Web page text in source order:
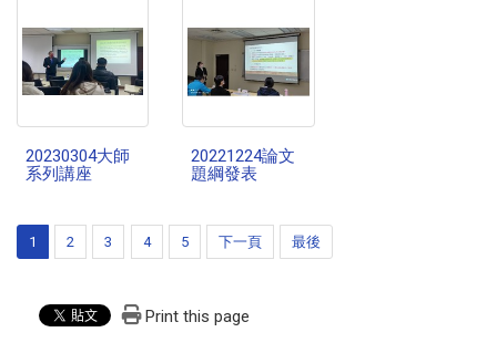
20230304大師
系列講座
20221224論文
題綱發表
1 2 3 4 5 下一頁 最後
Print this page
LINE 諮詢
通常 24 小時內回覆 服務時間：09:00–17:00